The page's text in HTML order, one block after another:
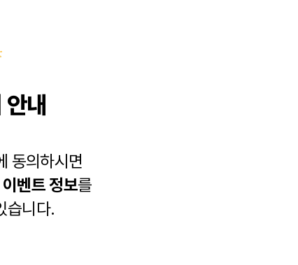
내
동의하시면
이벤트 정보를
습니다.